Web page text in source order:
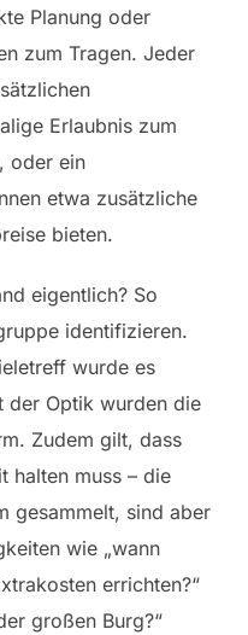
Planung oder
zum Tragen. Jeder
Erlaubnis zum
oder ein
etwa zusätzliche
bieten.
eigentlich? So
identifizieren.
wurde es
der Optik wurden die
Zudem gilt, dass
halten muss – die
gesammelt, sind aber
wie „wann
errichten?“
großen Burg?“